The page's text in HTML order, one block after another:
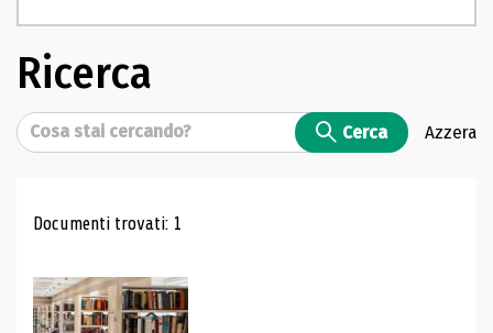
Ricerca
Cerca Cerca Azzera
Risultati di ricerca
Documenti trovati: 1